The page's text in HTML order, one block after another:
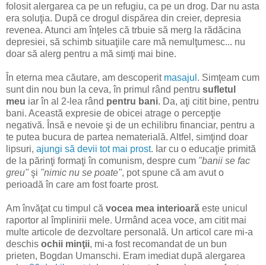
folosit alergarea ca pe un refugiu, ca pe un drog. Dar nu asta
era soluţia. După ce drogul dispărea din creier, depresia
revenea. Atunci am înţeles că trbuie să merg la rădăcina
depresiei, să schimb situaţiile care mă nemulţumesc... nu
doar să alerg pentru a mă simţi mai bine.
În eterna mea căutare, am descoperit masajul . Simţeam cum
sunt din nou bun la ceva, în primul rând pentru sufletul
meu iar în al 2-lea rând pentru bani. Da, aţi citit bine, pentru
bani. Această expresie de obicei atrage o percepţie
negativă. Însă e nevoie şi de un echilibru financiar, pentru a
te putea bucura de partea nematerială. Altfel, simţind doar
lipsuri, ajungi să devii tot mai prost. Iar cu o educaţie primită
de la părinţi formaţi în comunism, despre cum "banii se fac
greu" şi "nimic nu se poate", pot spune că am avut o
perioadă în care am fost foarte prost.
Am învăţat cu timpul că vocea mea interioară este unicul
raportor al împlinirii mele. Urmând acea voce, am citit mai
multe articole de dezvoltare personală. Un articol care mi-a
deschis ochii minţii, mi-a fost recomandat de un bun
prieten, Bogdan Umanschi. Eram imediat după alergarea